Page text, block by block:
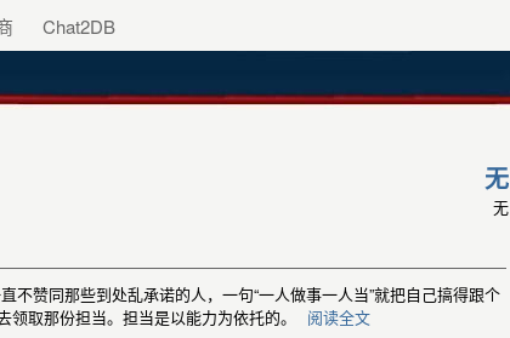
Chat2DB
无
无
赞同那些到处乱承诺的人，一句“一人做事一人当”就把自己搞得跟个
取那份担当。担当是以能力为依托的。
阅读全文